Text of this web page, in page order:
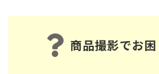
商品撮影でお